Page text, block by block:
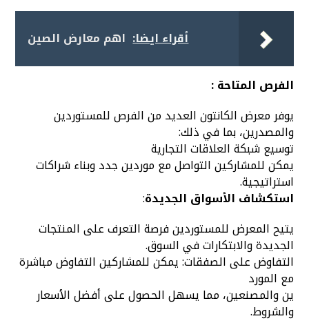
أقراء ايضا: اهم معارض الصين
الفرص المتاحة :
يوفر معرض الكانتون العديد من الفرص للمستوردين
والمصدرين، بما في ذلك:
توسيع شبكة العلاقات التجارية
يمكن للمشاركين التواصل مع موردين جدد وبناء شراكات
استراتيجية.
استكشاف الأسواق الجديدة:
يتيح المعرض للمستوردين فرصة التعرف على المنتجات
الجديدة والابتكارات في السوق.
التفاوض على الصفقات: يمكن للمشاركين التفاوض مباشرة
مع المورد
ين والمصنعين، مما يسهل الحصول على أفضل الأسعار
والشروط.